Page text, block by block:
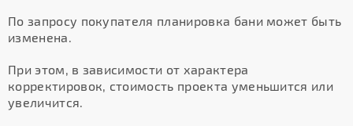
По запросу покупателя планировка бани может быть
изменена.
При этом, в зависимости от характера
корректировок, стоимость проекта уменьшится или
увеличится.